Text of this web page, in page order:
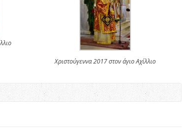
Χριστούγεννα 2017 στον άγιο Αχίλλιο